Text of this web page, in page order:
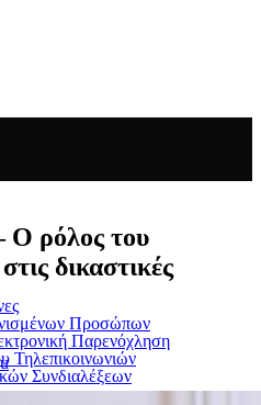
Προσώπων
Παρενόχληση
Τηλεπικοινωνιών
Συνδιαλέξεων
Ο ρόλος του
δικαστικές